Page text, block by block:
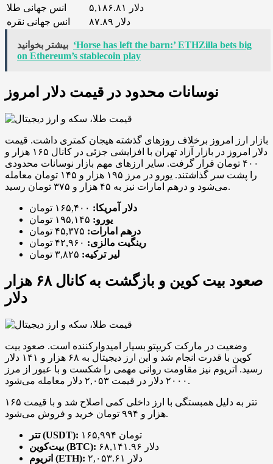
انس جهانی طلا
۵,۱۸۶.۸۱ دلار
انس جهانی نقره
۸۷.۸۹ دلار
بیشتر بخوانید ‘Horse has left the barn:’ ETHZilla bets big
on Ethereum’s stablecoin play
نوسانات محدود در قیمت دلار امروز
بازار ارز امروز برخلاف روزهای گذشته هیجان کمتری داشت. قیمت
دلار امروز در بازار آزاد تهران با افزایشی جزئی در کانال ۱۶۵ هزار و
۴۰۰ تومان قرار گرفت. سایر ارزهای مهم بازار نوسانات محدودی
را پشت سر گذاشتند. یورو در مرز ۱۹۵ هزار و ۱۴۵ تومان معامله
می‌شود و درهم امارات نیز به ۴۵ هزار و ۳۷۵ تومان رسید.
دلار آمریکا: ۱۶۵,۴۰۰ تومان
یورو:
درهم امارات: ۴۵,۳۷۵ تومان
رینگیت مالزی: ۴۲,۹۶۰ تومان
لیر ترکیه:
صعود بیت کوین و بازگشت به کانال ۶۸ هزار
دلار
وضعیت در مارکت کریپتو بسیار امیدوارکننده است. صعود بیت
کوین با قدرت انجام شد و این ارز دیجیتال به ۶۸ هزار و ۱۴۱ دلار
رسید. اتریوم نیز مقاومت روانی مهمی را شکست و با عبور از مرز
۲۰۰۰ دلار در قیمت ۲,۰۵۳ دلار معامله می‌شود.
تتر به دلیل همبستگی با ارز داخلی کمی اصلاح شد و با قیمت ۱۶۵
هزار و ۹۹۴ تومان خرید و فروش می‌شود.
تتر (USDT):
۱۶۵,۹۹۴ تومان
بیت‌کوین (BTC):
۶۸,۱۴۱.۹۶ دلار
اتریوم (ETH):
۲,۰۵۳.۶۱ دلار